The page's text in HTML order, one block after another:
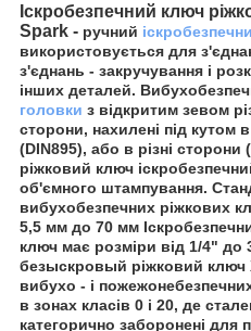
Іскробезпечний ключ
Spark - ручний
використовується для
з'єднань - закручування і
інших деталей.
головки з відкритим зевом
сторони, нахилені під кутом
(DIN895), або в різні сторони
ріжковий ключ
об'ємного штампування.
вибухобезпечних ріжкових
5,5 мм до 70 мм
ключ має розміри від 1/4" до
безыскровый ріжковий ключ
вибухо - і
в зонах класів 0 і 20, де
категорично заборонені для